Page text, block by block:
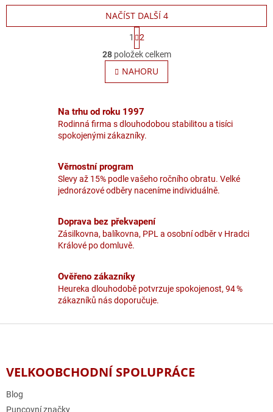
O
v
l
á
a
c
í
p
k
y
p
i
NAČÍST DALŠÍ 4
S
t
r
á
n
k
á
n
í
1
2
28položek celkem
NAHORU
Na trhu od roku 1997
Rodinná firma s dlouhodobou stabilitou a tisíci
spokojenými zákazníky.
Věrnostní program
Slevy až 15% podle vašeho ročního obratu. Velké
jednorázové odběry naceníme individuálně.
Doprava bez překvapení
Zásilkovna, balíkovna, PPL a osobní odběr v Hradci
Králové po domluvě.
Ověřeno zákazníky
Heureka dlouhodobě potvrzuje spokojenost, 94 %
zákazníků nás doporučuje.
Z
VELKOOBCHODNÍ SPOLUPRÁCE
Blog
Puncovní značky